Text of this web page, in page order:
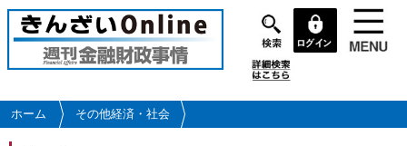
メ
イ
コ
ン
ホーム その他経済・社会